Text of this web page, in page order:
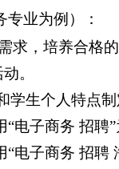
业为例）：
求，培养合格
。
学生个人特点
“电子商务 招聘”
“电子商务 招聘